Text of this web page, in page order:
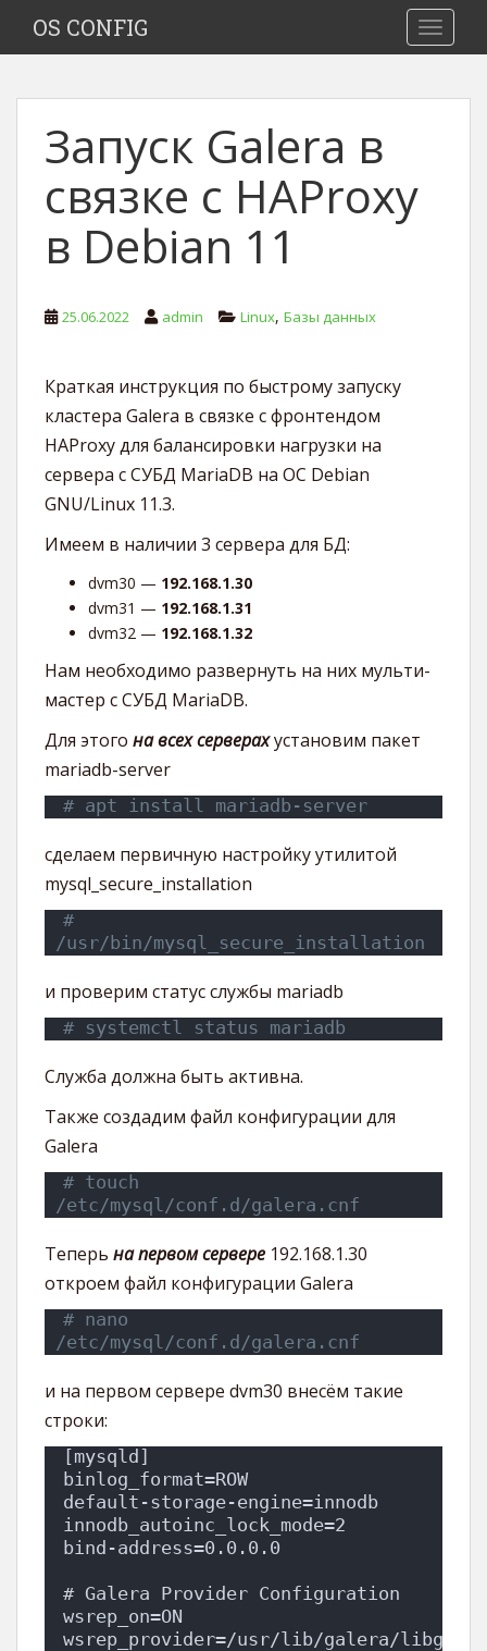
i
OS CONFIG
Запуск Galera в
связке с HAProxy
в Debian 11
25.06.2022 admin Linux, Базы данных
Краткая инструкция по быстрому запуску
кластера Galera в связке с фронтендом
HAProxy для балансировки нагрузки на
сервера с СУБД MariaDB на ОС Debian
GNU/Linux 11.3.
Имеем в наличии 3 сервера для БД:
dvm30 — 192.168.1.30
dvm31 — 192.168.1.31
dvm32 — 192.168.1.32
Нам необходимо развернуть на них мульти-
мастер с СУБД MariaDB.
Для этого на всех серверахустановим пакет
mariadb-server
# apt install mariadb-server
сделаем первичную настройку утилитой
mysql_secure_installation
#
/usr/bin/mysql_secure_installation
и проверим статус службы mariadb
# systemctl status mariadb
Служба должна быть активна.
Также создадим файл конфигурации для
Galera
# touch
/etc/mysql/conf.d/galera.cnf
Теперь на первом сервере 192.168.1.30
откроем файл конфигурации Galera
# nano
/etc/mysql/conf.d/galera.cnf
и на первом сервере dvm30 внесём такие
строки:
[mysqld]
binlog_format=ROW
default-storage-engine=innodb
innodb_autoinc_lock_mode=2
bind-address=0.0.0.0
# Galera Provider Configuration
wsrep_on=ON
wsrep_provider=/usr/lib/galera/